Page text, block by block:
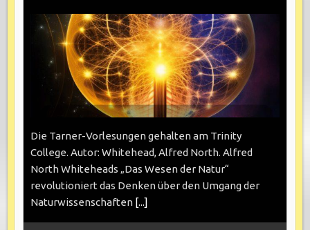
Die Tarner-Vorlesungen gehalten am Trinity
College. Autor: Whitehead, Alfred North. Alfred
North Whiteheads „Das Wesen der Natur“
revolutioniert das Denken über den Umgang der
Naturwissenschaften [...]